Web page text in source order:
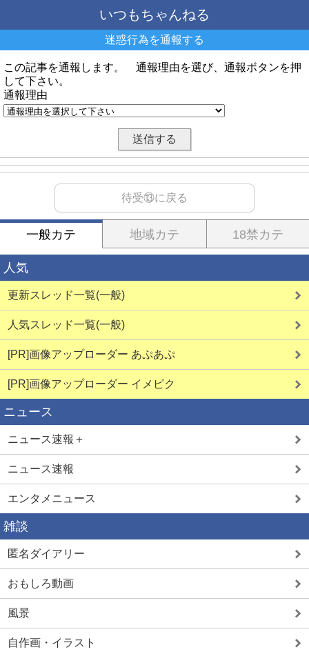
いつもちゃんねる
迷惑行為を通報する
この記事を通報します。 通報理由を選び、通報ボタンを押
して下さい。
通報理由
待受⑬に戻る
一般カテ 地域カテ 18禁カテ
人気
更新スレッド一覧(一般)
人気スレッド一覧(一般)
[PR]画像アップローダー あぷあぷ
[PR]画像アップローダー イメピク
ニュース
ニュース速報＋
ニュース速報
エンタメニュース
雑談
匿名ダイアリー
おもしろ動画
風景
自作画・イラスト